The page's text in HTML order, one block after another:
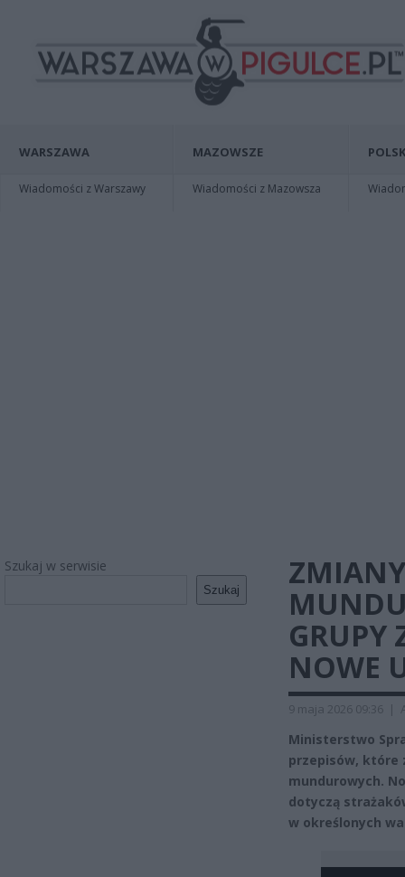
WARSZAWA
Wiadomości z Warszawy
MAZOWSZE
Wiadomości z Mazowsza
Szukaj w serwisie
Szukaj
GRUPY
NOWE
9 maja 2026 09:36 |
Ministerstwo
przepisów, które
mundurowych.
dotyczą
w określonych